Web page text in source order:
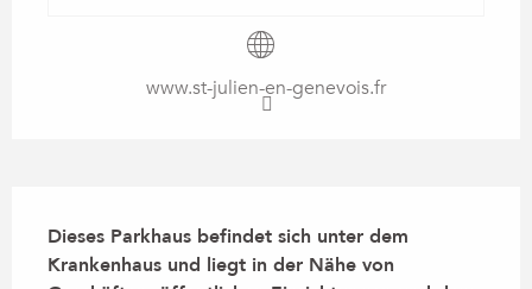
www.st-julien-en-genevois.fr
Dieses Parkhaus befindet sich unter dem
Krankenhaus und liegt in der Nähe von